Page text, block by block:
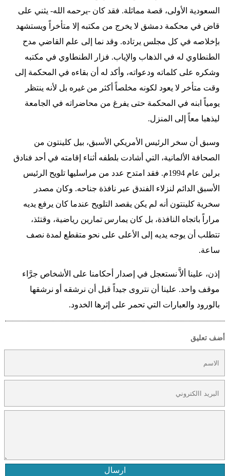
السعودية الأولى، قصة مماثلة. فقد كان -يرحمه الله- يثني على
قاض في محكمة دمشق لا يخرج من مكتبه إلا متأخراً ويستشهد
بإخلاصه في كل مجلس يرتاده. وقد نما إلى علم القاضي مدح
الطنطاوي له في الذهاب والإياب. فزار الطنطاوي في مكتبه
وشكره على كلماته ودعواته، وأكد له أن بقاءه في المحكمة إلى
وقت متأخر لا يعود لكونه مخلصاً أكثر من غيره بل لأنه ينتظر
يومياً ابنه في المحكمة حتى يفرغ من محاضراته في الجامعة
ليذهبا معاً إلى المنزل.
وسبق أن سخر الرئيس الأمريكي الأسبق، بيل كلينتون من
الصحافة الألمانية، التي أشادت بلطفه أثناء إقامته في أحد فنادق
برلين عام 1994م. فقد امتدح عدد من مراسليها تلويح الرئيس
الأسبق الدائم لنزلاء الفندق عبر نافذة جناحه. وكان مصدر
سخرية كلينتون أنه لم يكن يقصد التلويح عندما كان يرفع يديه
مراراً باتجاه النافذة، بل كان يمارس تمارين رياضية، وقتئذ،
تتطلب أن يوجه يديه إلى الأعلى على نحو متقطع لمدة نصف
ساعة.
إذن، علينا ألاَّ نستعجل في إصدار أحكامنا على الأشخاص جرَّاء
موقف واحد. علينا أن نتروى جيداً قبل أن نرشقه أو نرشقها
بالورود والعبارات التي تحمر على إثرها الخدود.
أضف تعليق
ارسال